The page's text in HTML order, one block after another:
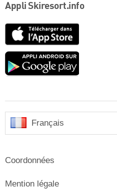
Appli Skiresort.info
Google
Français
Coordonnées
Mention légale